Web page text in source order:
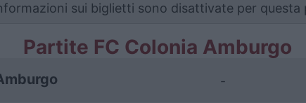
sui biglietti sono disattivate per questa
Partite FC Colonia Amburgo
-